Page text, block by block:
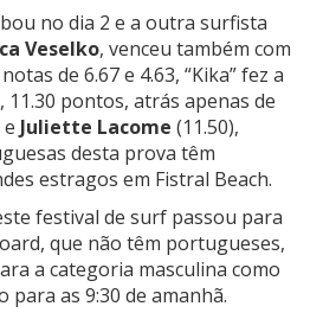
no dia 2 e a outra surfista
Veselko, venceu também com
de 6.67 e 4.63, “Kika” fez a
11.30 pontos, atrás apenas de
Juliette Lacome (11.50),
desta prova têm
estragos em Fistral Beach.
festival de surf passou para
que não têm portugueses,
a categoria masculina como
para as 9:30 de amanhã.